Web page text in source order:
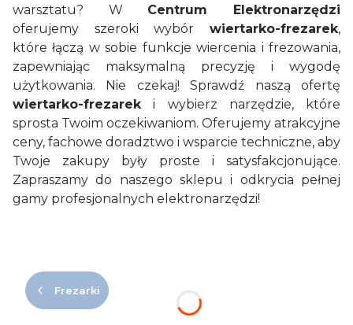
warsztatu? W Centrum Elektronarzędzi
oferujemy szeroki wybór wiertarko-frezarek,
które łączą w sobie funkcje wiercenia i frezowania,
zapewniając maksymalną precyzję i wygodę
użytkowania. Nie czekaj! Sprawdź naszą ofertę
wiertarko-frezareki wybierz narzędzie, które
sprosta Twoim oczekiwaniom. Oferujemy atrakcyjne
ceny, fachowe doradztwo i wsparcie techniczne, aby
Twoje zakupy były proste i satysfakcjonujące.
Zapraszamy do naszego sklepu i odkrycia pełnej
gamy profesjonalnych elektronarzędzi!
Frezarki